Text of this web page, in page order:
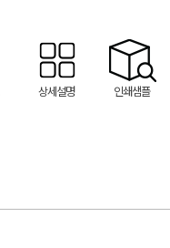
상세설명 인쇄샘플